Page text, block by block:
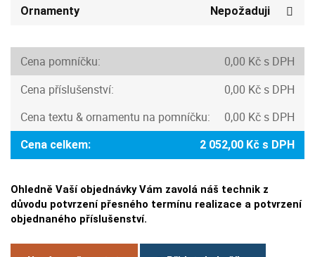
Ornamenty Nepožaduji
Cena pomníčku:
0,00 Kč s DPH
Cena příslušenství:
0,00 Kč s DPH
Cena textu & ornamentu na pomníčku:
0,00 Kč s DPH
Cena celkem: 2 052,00 Kč s DPH
Ohledně Vaší objednávky Vám zavolá náš technik z
důvodu potvrzení přesného termínu realizace a potvrzení
objednaného příslušenství.